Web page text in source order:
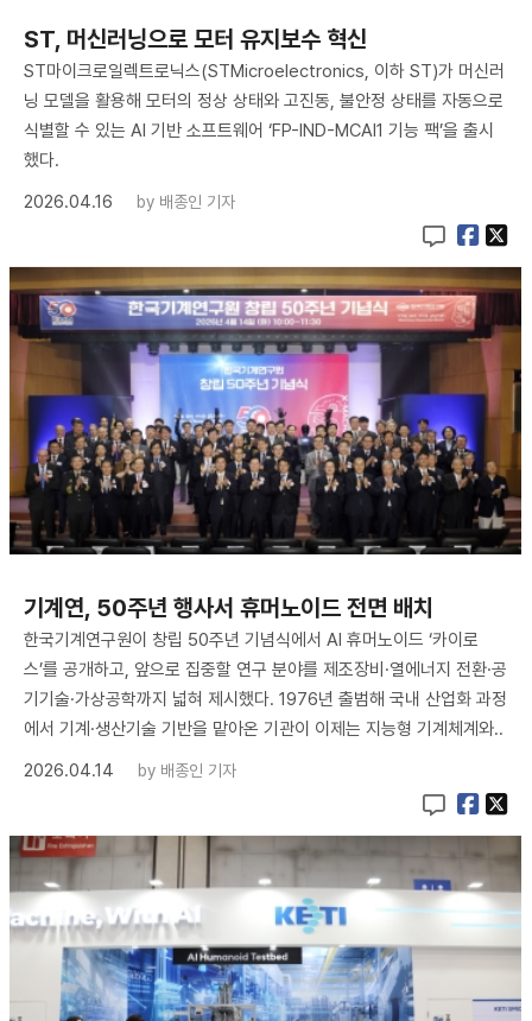
ST, 머신러닝으로 모터 유지보수 혁신
ST마이크로일렉트로닉스(STMicroelectronics, 이하 ST)가 머신러
닝 모델을 활용해 모터의 정상 상태와 고진동, 불안정 상태를 자동으로
식별할 수 있는 AI 기반 소프트웨어 ‘FP-IND-MCAI1 기능 팩’을 출시
했다.
2026.04.16
by 배종인 기자
기계연, 50주년 행사서 휴머노이드 전면 배치
한국기계연구원이 창립 50주년 기념식에서 AI 휴머노이드 ‘카이로
스’를 공개하고, 앞으로 집중할 연구 분야를 제조장비·열에너지 전환·공
기기술·가상공학까지 넓혀 제시했다. 1976년 출범해 국내 산업화 과정
에서 기계·생산기술 기반을 맡아온 기관이 이제는 지능형 기계체계와..
2026.04.14
by 배종인 기자